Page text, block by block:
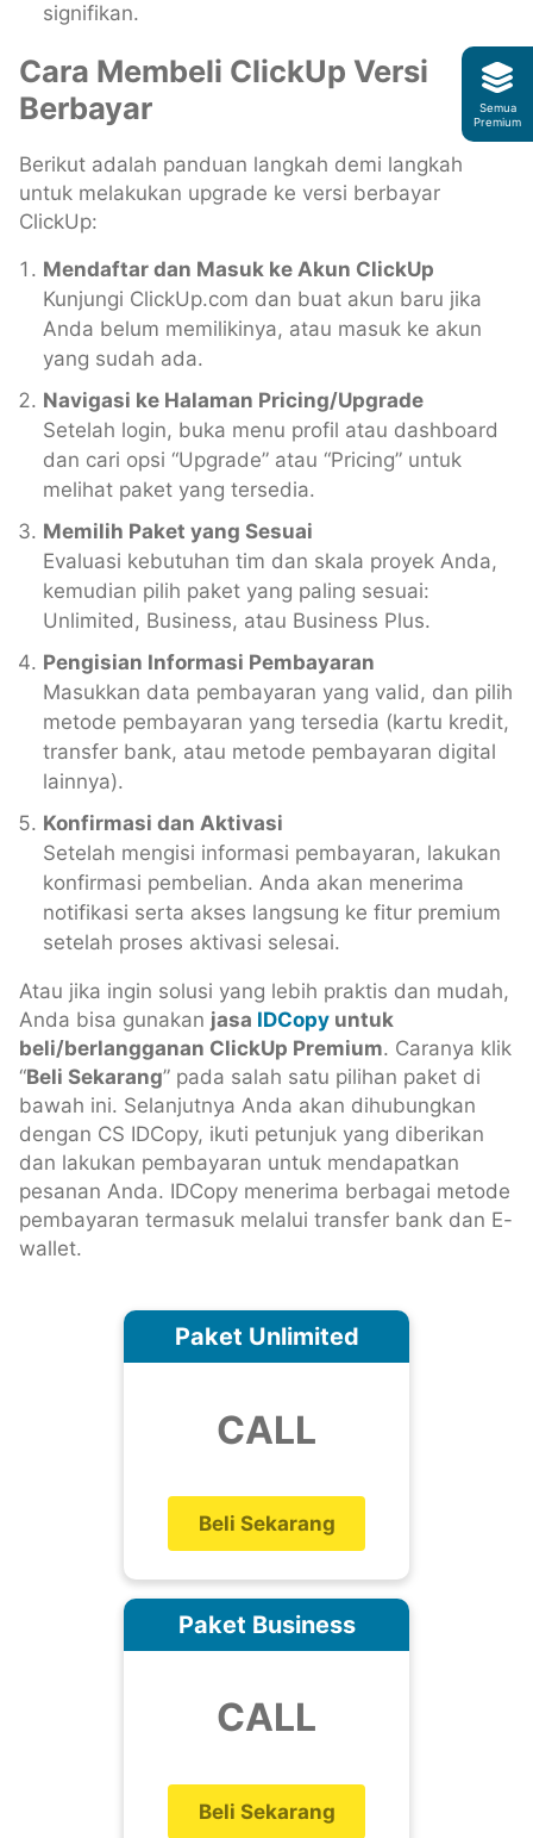
signifikan.
Cara Membeli ClickUp Versi
Berbayar
Berikut adalah panduan langkah demi langkah
untuk melakukan upgrade ke versi berbayar
ClickUp:
Mendaftar dan Masuk ke Akun ClickUp
Kunjungi ClickUp.com dan buat akun baru jika
Anda belum memilikinya, atau masuk ke akun
yang sudah ada.
Navigasi ke Halaman Pricing/Upgrade
Setelah login, buka menu profil atau dashboard
dan cari opsi “Upgrade” atau “Pricing” untuk
melihat paket yang tersedia.
Memilih Paket yang Sesuai
Evaluasi kebutuhan tim dan skala proyek Anda,
kemudian pilih paket yang paling sesuai:
Unlimited, Business, atau Business Plus.
Pengisian Informasi Pembayaran
Masukkan data pembayaran yang valid, dan pilih
metode pembayaran yang tersedia (kartu kredit,
transfer bank, atau metode pembayaran digital
lainnya).
Konfirmasi dan Aktivasi
Setelah mengisi informasi pembayaran, lakukan
konfirmasi pembelian. Anda akan menerima
notifikasi serta akses langsung ke fitur premium
setelah proses aktivasi selesai.
Atau jika ingin solusi yang lebih praktis dan mudah,
Anda bisa gunakan jasa IDCopy untuk
beli/berlangganan ClickUp Premium. Caranya klik
“Beli Sekarang” pada salah satu pilihan paket di
bawah ini. Selanjutnya Anda akan dihubungkan
dengan CS IDCopy, ikuti petunjuk yang diberikan
dan lakukan pembayaran untuk mendapatkan
pesanan Anda. IDCopy menerima berbagai metode
pembayaran termasuk melalui transfer bank dan E-
wallet.
Paket Unlimited
CALL
Beli Sekarang
Paket Business
CALL
Beli Sekarang
Semua
Premium